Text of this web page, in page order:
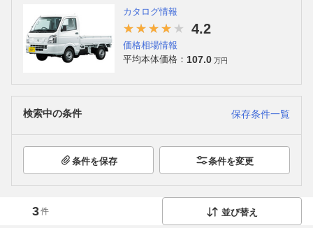
カタログ情報
4.2
価格相場情報
平均本体価格： 107.0 万円
検索中の条件 保存条件一覧
条件を保存 条件を変更
3件 並び替え